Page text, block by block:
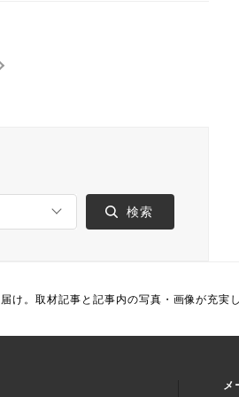
け。取材記事と記事内の写真・画像が充実
メ